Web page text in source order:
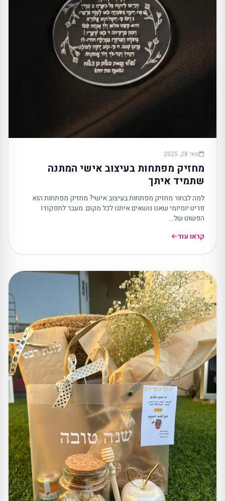
מאי 28, 2025
מחזיק מפתחות בעיצוב אישי המתנה
שתמיד איתך
למה לבחור מחזיק מפתחות בעיצוב אישי? מחזיק מפתחות הוא
פריט יומיומי שאנו נושאים איתנו לכל מקום. מעבר לתפקודו
הפשוט של…
קראו עוד